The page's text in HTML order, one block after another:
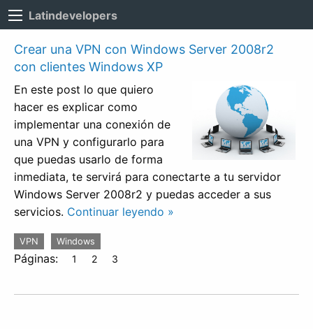
Latindevelopers
Crear una VPN con Windows Server 2008r2
con clientes Windows XP
En este post lo que quiero
hacer es explicar como
implementar una conexión de
una VPN y configurarlo para
que puedas usarlo de forma
inmediata, te servirá para conectarte a tu servidor
Windows Server 2008r2 y puedas acceder a sus
servicios. Continuar leyendo »
VPN Windows
Páginas: 1 2 3